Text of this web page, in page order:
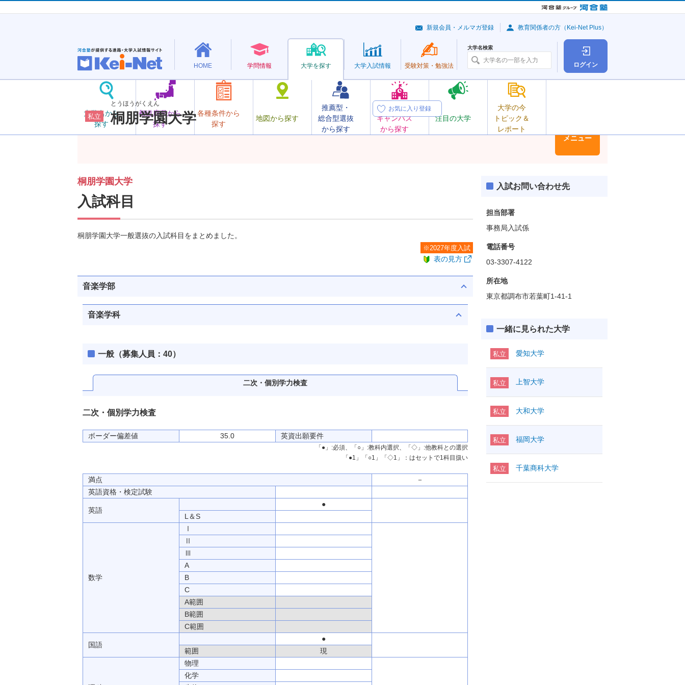
ログイン
HOME 学問情報 大学を探す
大学名から
探す
都道府県から
探す
各種条件から
探す
地図から探す
推薦型・
総合型選抜
から探す
オープン
キャンパス
から探す
注目の大学
大学の今
トピック＆
レポート
大学入試情報 受験対策・ 勉強法
大学名検索
新規会員・メルマガ登録 教育関係者の方（Kei-Net Plus）
私立
とうほうがくえん
桐朋学園大学
お気に入り登録
メニュー
桐朋学園大学
入試科目
桐朋学園大学一般選抜の入試科目をまとめました。
※2027年度入試
表の見方
音楽学部
音楽学科
一般（募集人員：40）
二次・個別学力検査
二次・個別学力検査
ボーダー偏差値 35.0 英資出願要件
「●」:必須、「○」:教科内選択、「◇」:他教科との選択
「●1」「○1」「◇1」：はセットで1科目扱い
満点
－
英語資格・検定試験
英語
●
L＆S
数学
Ⅰ
Ⅱ
Ⅲ
A
B
C
A範囲
B範囲
C範囲
国語
●
範囲
現
物理
化学
入試お問い合わせ先
担当部署
事務局入試係
電話番号
03-3307-4122
所在地
東京都調布市若葉町1-41-1
一緒に見られた大学
私立 愛知大学
私立 上智大学
私立 大和大学
私立 福岡大学
私立 千葉商科大学